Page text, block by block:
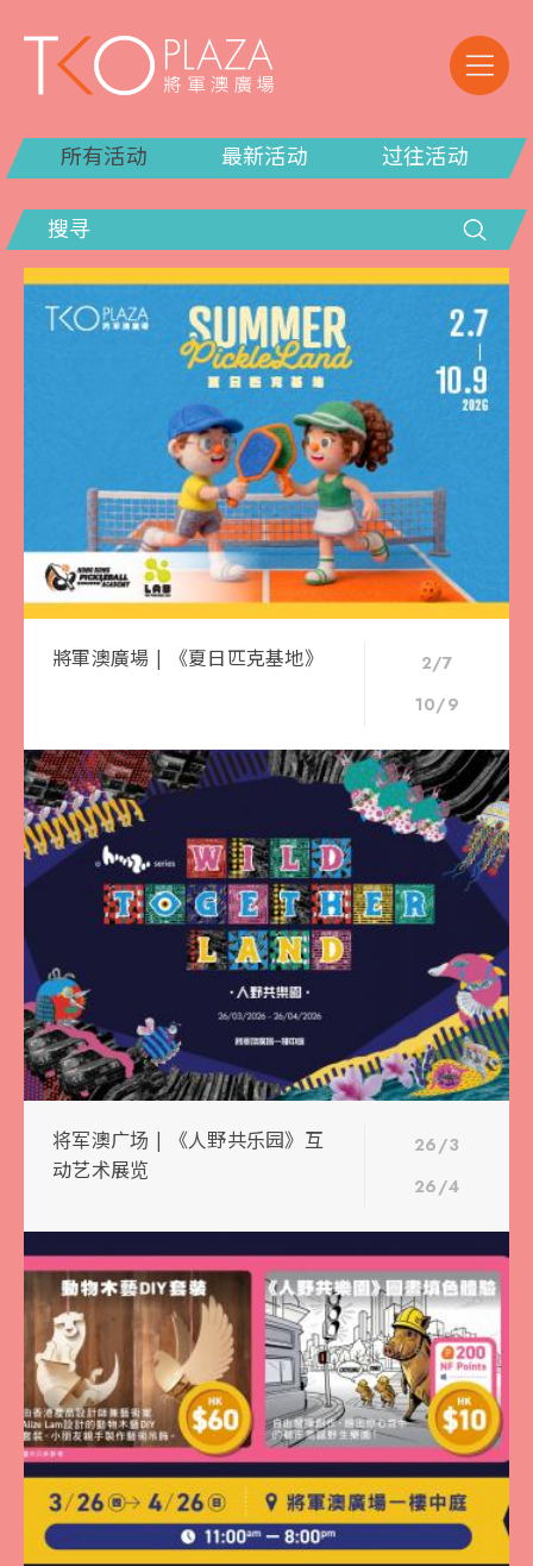
所有活动 最新活动 过往活动
將軍澳廣場 | 《夏日匹克基地》
2/7
10/9
将军澳广场 | 《人野共乐园》互
动艺术展览
26/3
26/4